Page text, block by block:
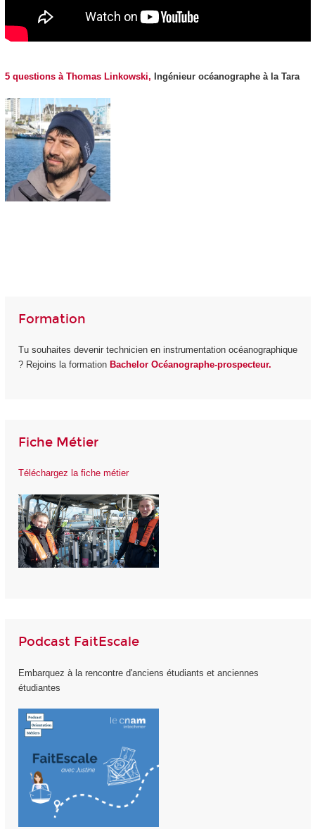
5 questions à Thomas Linkowski, Ingénieur océanographe à la Tara
Formation
Tu souhaites devenir technicien en instrumentation océanographique
? Rejoins la formation Bachelor Océanographe-prospecteur.
Fiche Métier
Téléchargez la fiche métier
Podcast FaitEscale
Embarquez à la rencontre d'anciens étudiants et anciennes
étudiantes